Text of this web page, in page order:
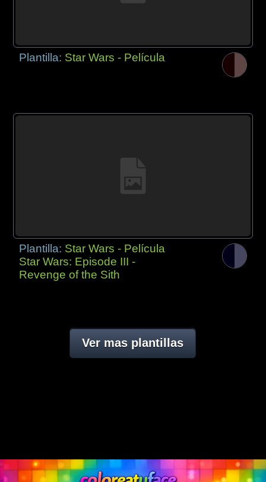
Plantilla: Star Wars - Película
Plantilla: Star Wars - Película
Star Wars: Episode III -
Revenge of the Sith
Ver mas plantillas